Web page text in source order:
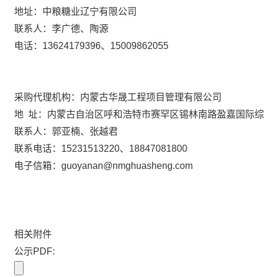
地址：中粮糖业辽宁有限公司
联系人：李广德、陶源
电话： 13624179396、 15009862055
采购代理机构：内蒙古华晟工程项目管理有限公司
地 址：内蒙古自治区呼和浩特市赛罕区锡林南路盈嘉国际
联系人：郭亚楠、张越君
联系电话： 15231513220、 18847081800
电子信箱： guoyanan@nmghuasheng.com
相关附件
公示PDF: